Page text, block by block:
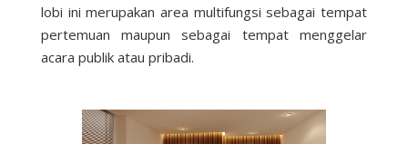
lobi ini merupakan area multifungsi sebagai tempat
pertemuan maupun sebagai tempat menggelar
acara publik atau pribadi.